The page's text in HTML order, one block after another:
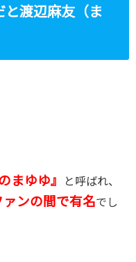
と渡辺麻友（ま
まゆゆ』 と呼ばれ、
ンの間で有名でし